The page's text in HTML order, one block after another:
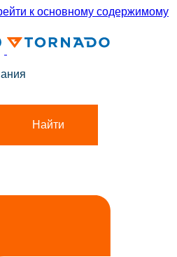
к основному содержимому
Найти